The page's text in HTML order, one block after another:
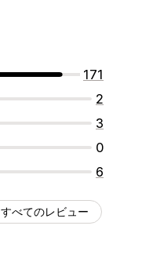
171
2
3
0
6
すべてのレビュー